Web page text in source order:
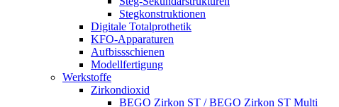
Stegkonstruktionen
Digitale Totalprothetik
KFO-Apparaturen
Aufbissschienen
Modellfertigung
Werkstoffe
Zirkondioxid
BEGO Zirkon ST / BEGO Zirkon ST Multi